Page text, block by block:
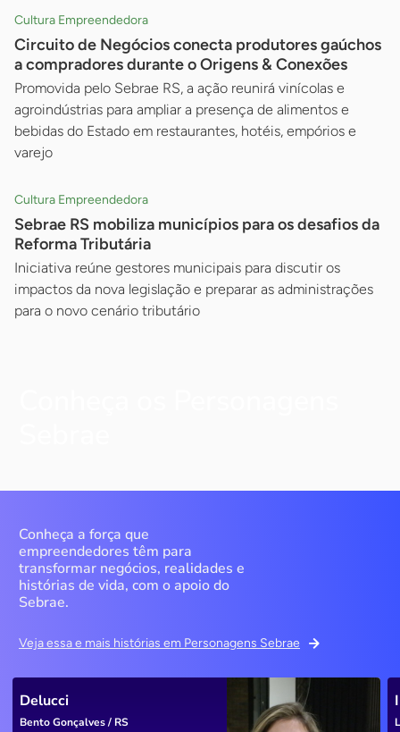
Cultura Empreendedora
Circuito de Negócios conecta produtores gaúchos
a compradores durante o Origens & Conexões
Promovida pelo Sebrae RS, a ação reunirá vinícolas e
agroindústrias para ampliar a presença de alimentos e
bebidas do Estado em restaurantes, hotéis, empórios e
varejo
Cultura Empreendedora
Sebrae RS mobiliza municípios para os desafios da
Reforma Tributária
Iniciativa reúne gestores municipais para discutir os
impactos da nova legislação e preparar as administrações
para o novo cenário tributário
Conheça a força que
empreendedores têm para
transformar negócios, realidades e
histórias de vida, com o apoio do
Sebrae.
Veja essa e mais histórias em Personagens Sebrae
Delucci
Bento Gonçalves / RS